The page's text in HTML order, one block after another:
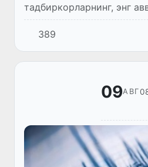
тадбиркорларнинг, энг
органларига ишончини
республиканинг
жозибадорлигини
коррупция ту...
389
09АВГ